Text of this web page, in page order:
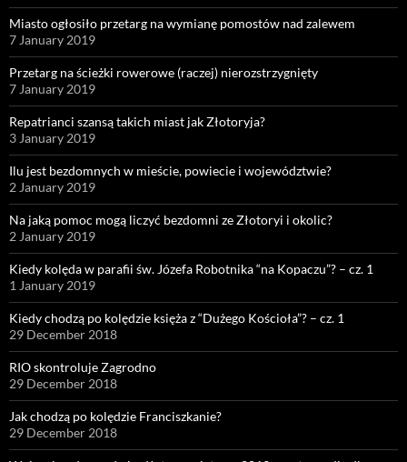
Miasto ogłosiło przetarg na wymianę pomostów nad zalewem
7 January 2019
Przetarg na ścieżki rowerowe (raczej) nierozstrzygnięty
7 January 2019
Repatrianci szansą takich miast jak Złotoryja?
3 January 2019
Ilu jest bezdomnych w mieście, powiecie i województwie?
2 January 2019
Na jaką pomoc mogą liczyć bezdomni ze Złotoryi i okolic?
2 January 2019
Kiedy kolęda w parafii św. Józefa Robotnika “na Kopaczu”? – cz. 1
1 January 2019
Kiedy chodzą po kolędzie księża z “Dużego Kościoła”? – cz. 1
29 December 2018
RIO skontroluje Zagrodno
29 December 2018
Jak chodzą po kolędzie Franciszkanie?
29 December 2018